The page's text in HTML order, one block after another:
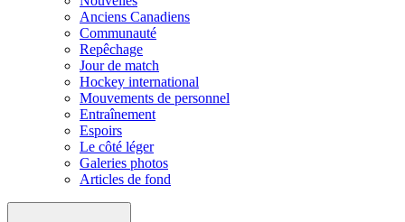
Anciens Canadiens
Communauté
Repêchage
Jour de match
Hockey international
Mouvements de personnel
Entraînement
Espoirs
Le côté léger
Galeries photos
Articles de fond